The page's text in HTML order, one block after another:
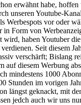
erwähnt habe,
unseren Youtube-
Werbespots vor oder
in Form von
wird, haben Youtuber
Seit diesem
verschärft; Bislang
auf diesem Werbung
mindestens 1000
Stunden im vorigen
längst geknackt, mit
jedch auch wir uns